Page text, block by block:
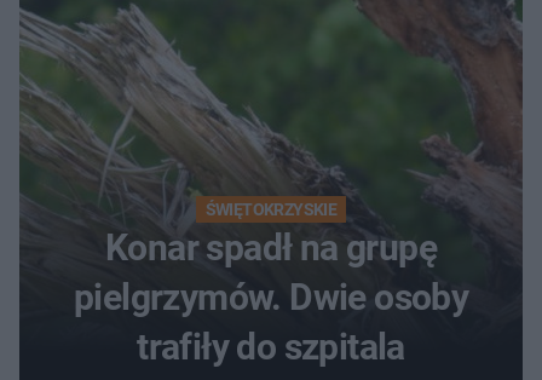
ŚWIĘTOKRZYSKIE
Konar spadł na grupę
pielgrzymów. Dwie osoby
trafiły do szpitala